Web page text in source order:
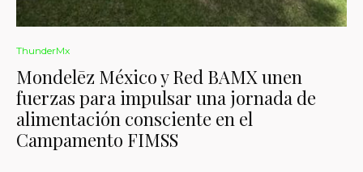
ThunderMx
Mondelēz México y Red BAMX unen
fuerzas para impulsar una jornada de
alimentación consciente en el
Campamento FIMSS